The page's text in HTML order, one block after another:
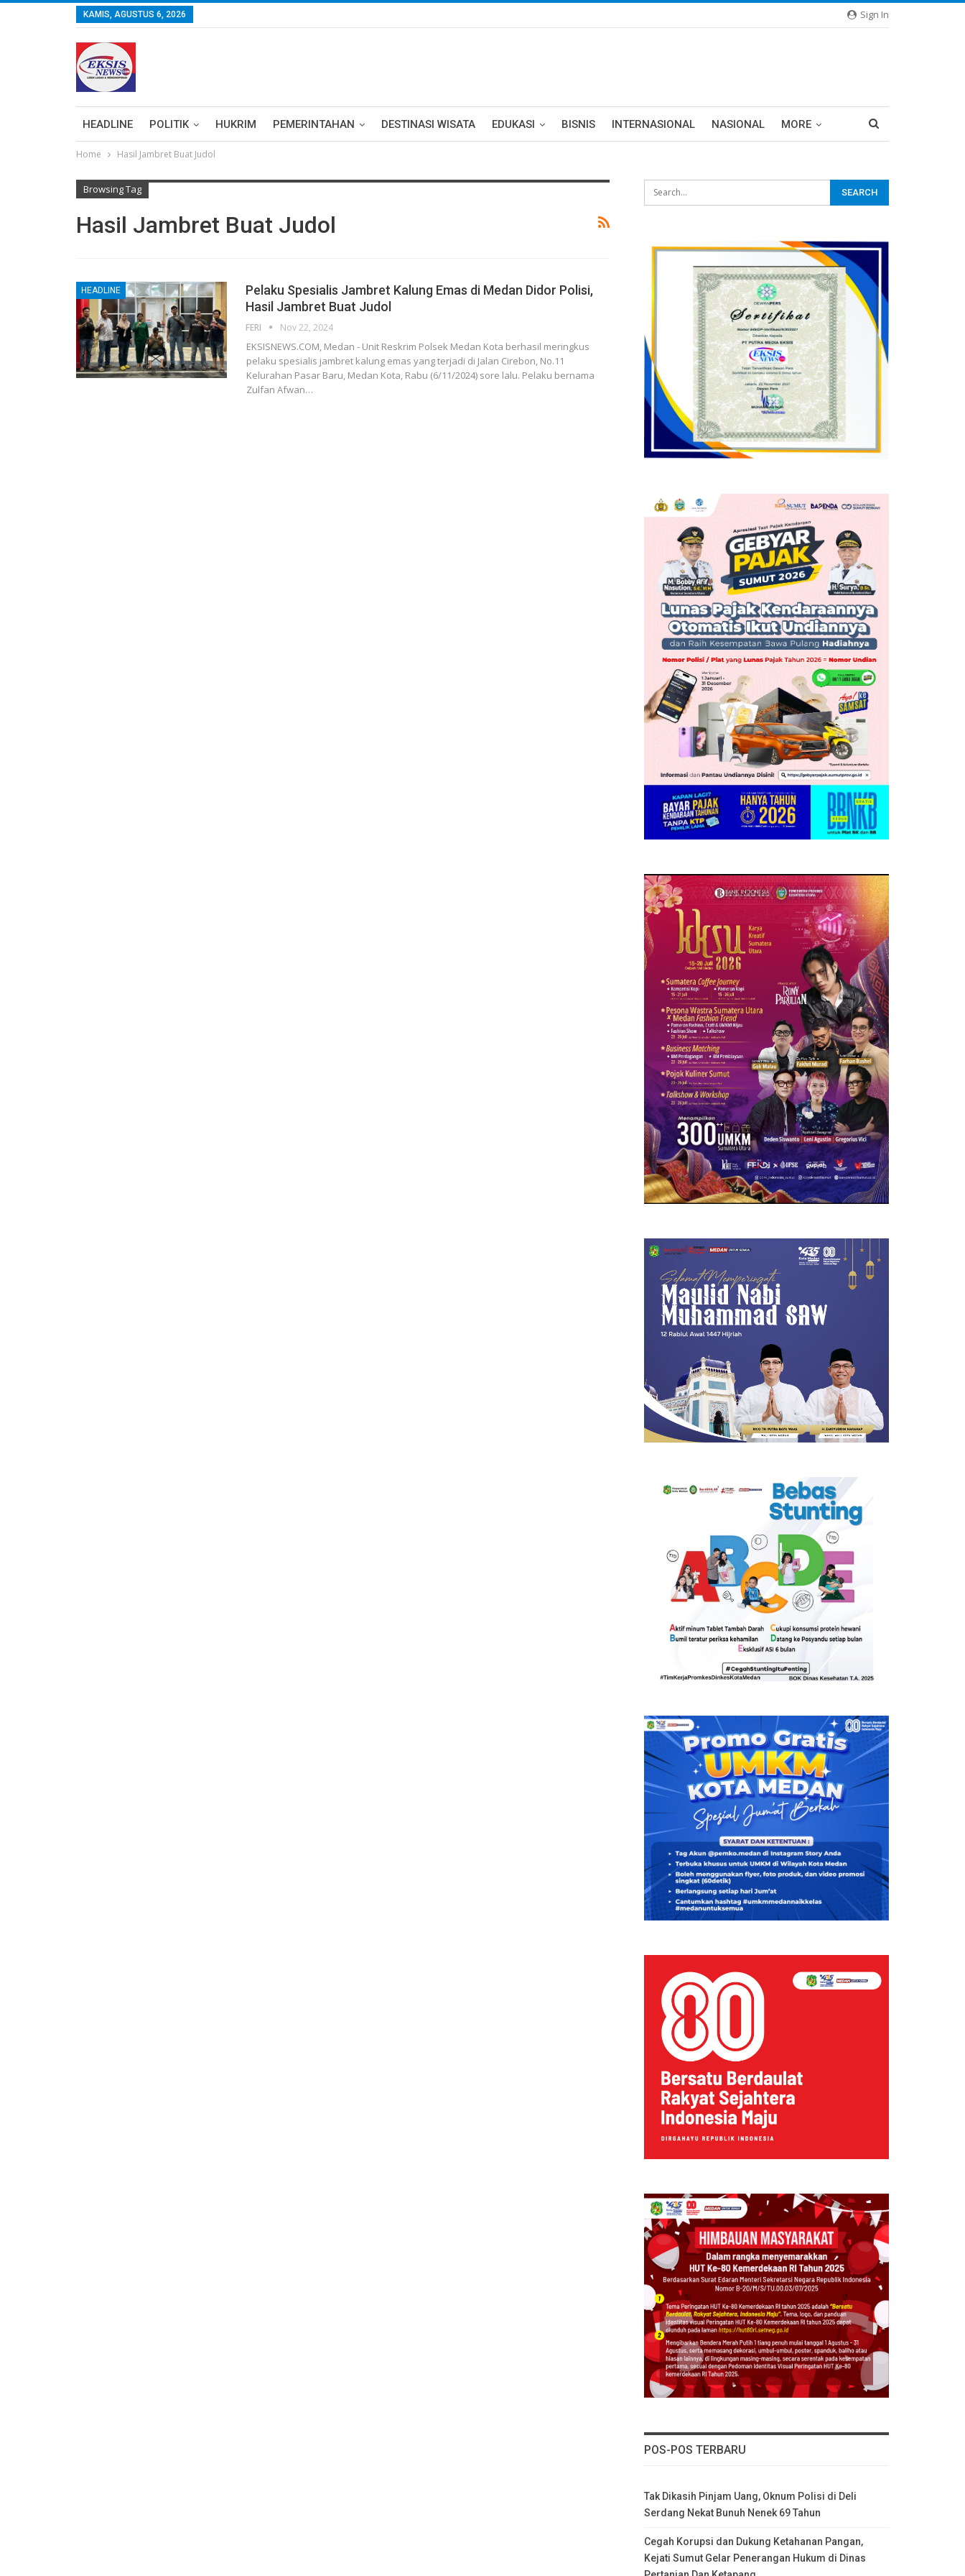
Sign In
KAMIS, AGUSTUS 6, 2026
HEADLINE POLITIK HUKRIM PEMERINTAHAN DESTINASI WISATA EDUKASI BISNIS INTERNASIONAL NASIONAL MORE
Home Hasil Jambret Buat Judol
Browsing Tag
Hasil Jambret Buat Judol
HEADLINE
Pelaku Spesialis Jambret Kalung Emas di Medan Didor Polisi,
Hasil Jambret Buat Judol
FERI Nov 22, 2024
EKSISNEWS.COM, Medan - Unit Reskrim Polsek Medan Kota berhasil meringkus
pelaku spesialis jambret kalung emas yang terjadi di Jalan Cirebon, No.11
Kelurahan Pasar Baru, Medan Kota, Rabu (6/11/2024) sore lalu. Pelaku bernama
Zulfan Afwan…
POS-POS TERBARU
Tak Dikasih Pinjam Uang, Oknum Polisi di Deli
Serdang Nekat Bunuh Nenek 69 Tahun
Cegah Korupsi dan Dukung Ketahanan Pangan,
Kejati Sumut Gelar Penerangan Hukum di Dinas